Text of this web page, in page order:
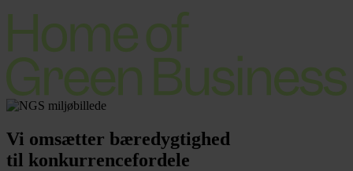
Vi omsætter bæredygtighed
til konkurrencefordele